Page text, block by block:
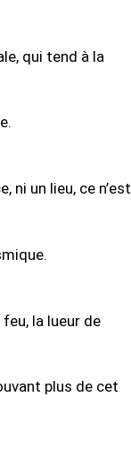
qui tend à la
ni un lieu, ce n’est
feu, la lueur de
plus de cet